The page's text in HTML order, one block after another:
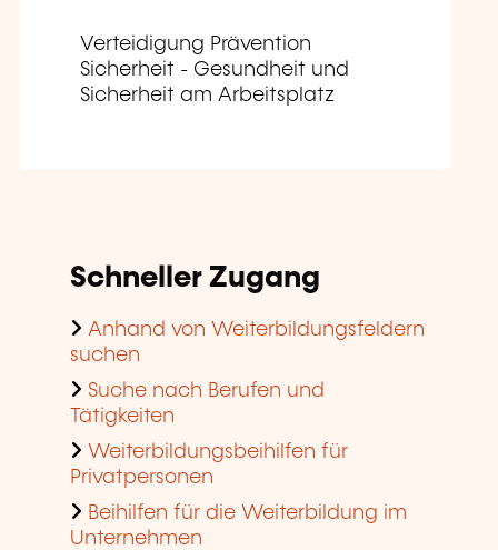
Verteidigung Prävention
Sicherheit - Gesundheit und
Sicherheit am Arbeitsplatz
Schneller Zugang
Anhand von Weiterbildungsfeldern
suchen
Suche nach Berufen und
Tätigkeiten
Weiterbildungsbeihilfen für
Privatpersonen
Beihilfen für die Weiterbildung im
Unternehmen